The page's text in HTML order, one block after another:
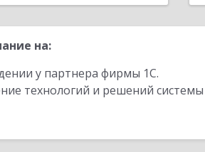
на:
у партнера фирмы 1С.
технологий и решений